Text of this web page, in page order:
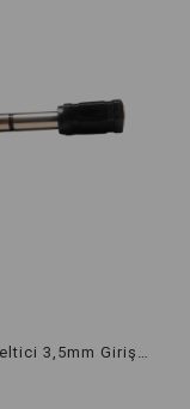
Rhn Yükseltici 3,5mm Giriş 6,3mm Çıkış Dönüştürücü Aparat